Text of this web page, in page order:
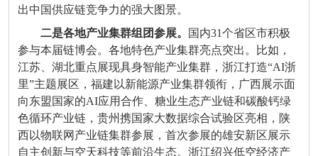
出中国供应链竞争力的强大图景。
二是各地产业集群组团参展。
国内31个省区市积极
参与本届链博会。各地特色产业集群亮点突出。比如，
江苏、湖北重点展现具身智能产业集群，浙江打造“AI浙
里”主题展区，福建以新能源产业集群领衔，广西展示面
向东盟国家的AI应用合作、糖业生态产业链和碳酸钙绿
色循环产业链，贵州携国家大数据综合试验区亮相，陕
西以物联网产业链集群参展，首次参展的雄安新区展示
自主创新与空天科技等前沿生态。浙江绍兴低空经济产